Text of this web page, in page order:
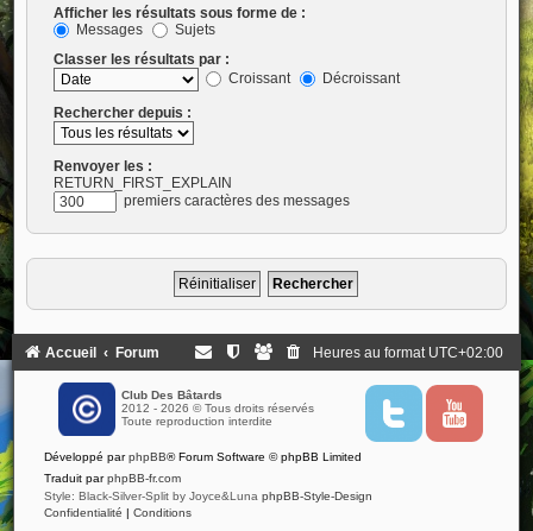
Afficher les résultats sous forme de :
Messages
Sujets
Classer les résultats par :
Croissant
Décroissant
Rechercher depuis :
Renvoyer les :
RETURN_FIRST_EXPLAIN
premiers caractères des messages
Accueil Forum Heures au format UTC+02:00
Club Des Bâtards
2012 - 2026 © Tous droits réservés
Toute reproduction interdite
T
i
Y
u
Développé parphpBB® Forum Software © phpBB Limited
Traduit parphpBB-fr.com
Style: Black-Silver-Split by Joyce&Luna phpBB-Style-Design
Confidentialité | Conditions